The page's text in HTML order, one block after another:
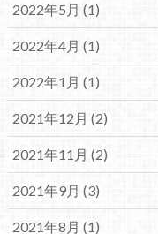
2022年5月 (1)
2022年4月 (1)
2022年1月 (1)
2021年12月 (2)
2021年11月 (2)
2021年9月 (3)
2021年8月 (1)